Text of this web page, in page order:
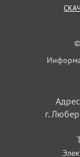
г.